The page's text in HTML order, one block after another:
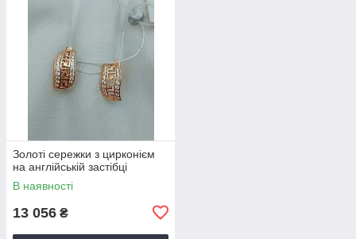
Золоті сережки з цирконієм
на англійській застібці
В наявності
13 056 ₴